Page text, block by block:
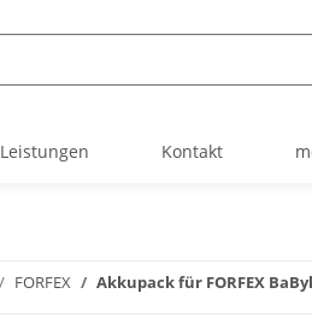
Leistungen Kontakt
FORFEX Akkupack für FORFEX